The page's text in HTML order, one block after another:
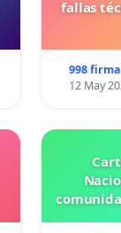
fallas
998
12 May